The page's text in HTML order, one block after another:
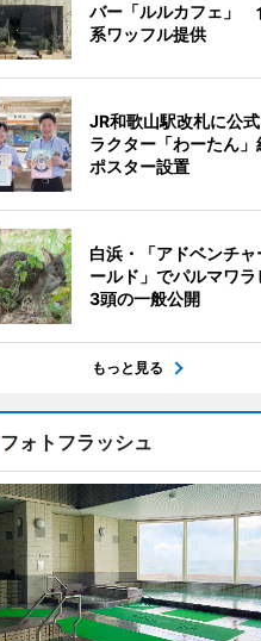
バー「ルルカフェ」
系ワッフル提供
JR和歌山駅改札に公
ラクター「わーたん」
ポスター設置
白浜・「アドベンチャ
ールド」でパルマワラ
3頭の一般公開
もっと見る
フォトフラッシュ